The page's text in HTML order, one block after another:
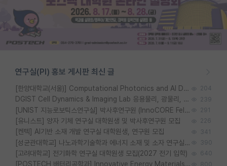
연구실(PI) 홍보 게시판 최신 글
[한양대학교(서울)] Computational Photonics and AI Design Lab 대학원생 모집 204
DGIST Cell Dynamics & Imaging Lab 응용물리, 광물리, 양자, 생물물리 대학원생 모집 [삼성과제, 전문연TO] 239
[UNIST 지능로보틱스연구실] 박사후연구원 (InnoCORE Fellow) 모집 공고 291
[유니스트] 양자 기체 연구실 대학원생 및 박사후연구원 모집 226
[켄텍] AI기반 소재 개발 연구실 대학원생, 연구원 모집 341
[성균관대학교] 나노과학기술학과 에너지 소재 및 소자 연구실 대학원생 모집 390
[고려대학교] 전기화학 연구실 대학원생 모집(2027 전기 입학) 640
[POSTECH 배터리공학과] Innovative Energy Materials Lab 대학원생 모집 (특성화대학원) 800